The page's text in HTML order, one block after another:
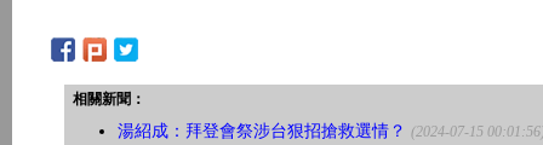
相關新聞：
湯紹成：拜登會祭涉台狠招搶救選情？ (2024-07-15